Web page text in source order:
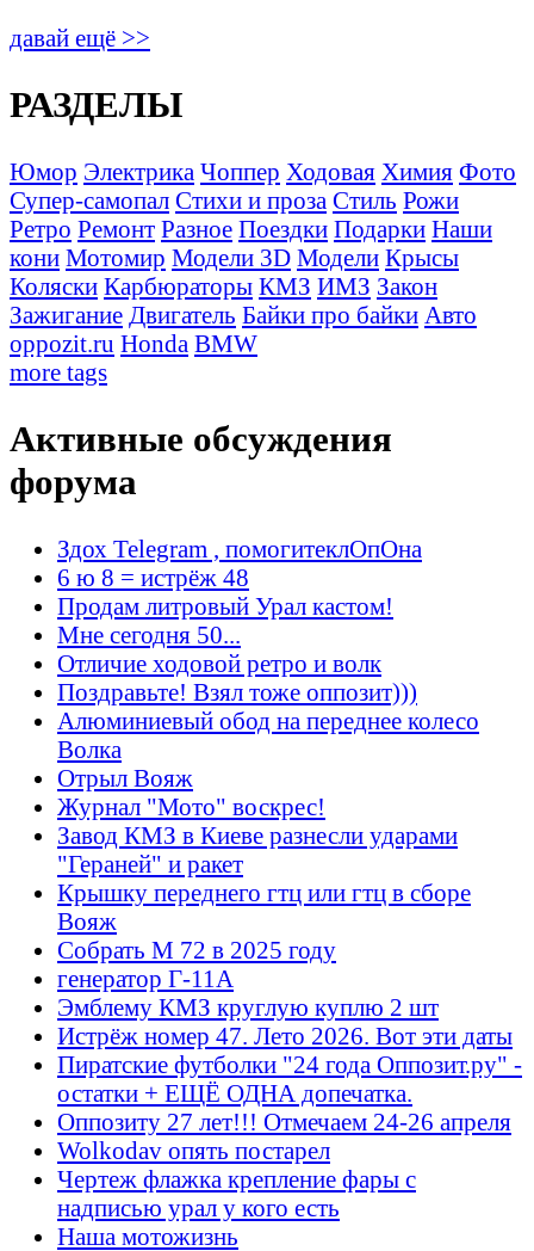
давай ещё >>
РАЗДЕЛЫ
Юмор Электрика Чоппер Ходовая Химия Фото
Супер-самопал Стихи и проза Стиль Рожи
Ретро Ремонт Разное Поездки Подарки Наши
кони Мотомир Модели 3D Модели Крысы
Коляски Карбюраторы КМЗ ИМЗ Закон
Зажигание Двигатель Байки про байки Авто
oppozit.ru Honda BMW
more tags
Активные обсуждения
форума
Здох Telegram , помогитеклОпОна
6 ю 8 = истрёж 48
Продам литровый Урал кастом!
Мне сегодня 50...
Отличие ходовой ретро и волк
Поздравьте! Взял тоже оппозит)))
Алюминиевый обод на переднее колесо
Волка
Отрыл Вояж
Журнал "Мото" воскрес!
Завод КМЗ в Киеве разнесли ударами
"Гераней" и ракет
Крышку переднего гтц или гтц в сборе
Вояж
Собрать М 72 в 2025 году
генератор Г-11А
Эмблему КМЗ круглую куплю 2 шт
Истрёж номер 47. Лето 2026. Вот эти даты
Пиратские футболки "24 года Оппозит.ру" -
остатки + ЕЩЁ ОДНА допечатка.
Оппозиту 27 лет!!! Отмечаем 24-26 апреля
Wolkodav опять постарел
Чертеж флажка крепление фары с
надписью урал у кого есть
Наша мотожизнь